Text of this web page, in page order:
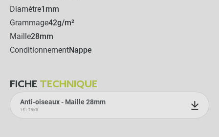
Diamètre1mm
Grammage42g/m²
Maille28mm
ConditionnementNappe
FICHE TECHNIQUE
Anti-oiseaux - Maille 28mm
151.78KB